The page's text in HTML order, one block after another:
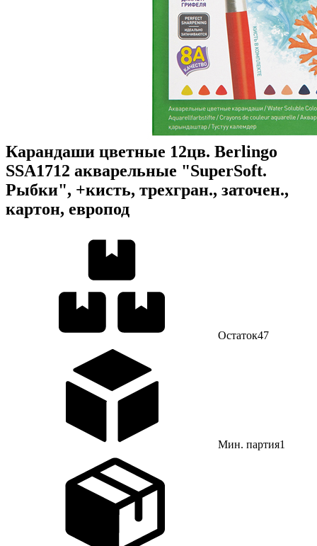
Карандаши цветные 12цв. Berlingo
SSA1712 акварельные "SuperSoft.
Рыбки", +кисть, трехгран., заточен.,
картон, европод
Остаток47
Мин. партия1